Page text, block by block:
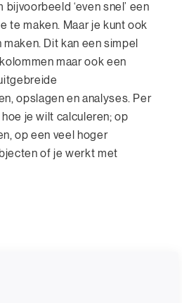
‘even snel’ een
te maken. Maar je kunt ook
Dit kan een simpel
maar ook een
opslagen en analyses. Per
je wilt calculeren; op
op een veel hoger
of je werkt met